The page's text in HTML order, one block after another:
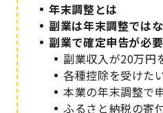
年末調整とは
副業は年末調整では
副業で確定申告が必
副業収入が20万円
各種控除を受けた
本業の年末調整で
ふるさと納税の寄